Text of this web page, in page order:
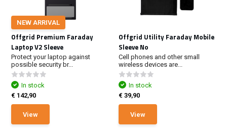
NEW ARRIVAL
Offgrid Premium Faraday
Laptop V2 Sleeve
Protect your laptop against
possible security br...
In stock
€ 142,90
View
Offgrid Utility Faraday Mobile
Sleeve No
Cell phones and other small
wireless devices are...
In stock
€ 39,90
View